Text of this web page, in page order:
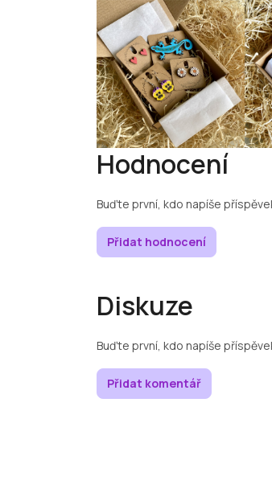
Hodnocení
Buďte první, kdo napíše
Přidat hodnocení
Diskuze
Buďte první, kdo napíše
Přidat komentář